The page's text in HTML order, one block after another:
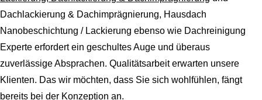
Dachlackierung & Dachimprägnierung, Hausdach
Nanobeschichtung / Lackierung ebenso wie Dachreinigung
Experte erfordert ein geschultes Auge und überaus
zuverlässige Absprachen. Qualitätsarbeit erwarten unsere
Klienten. Das wir möchten, dass Sie sich wohlfühlen, fängt
bereits bei der Konzeption an.